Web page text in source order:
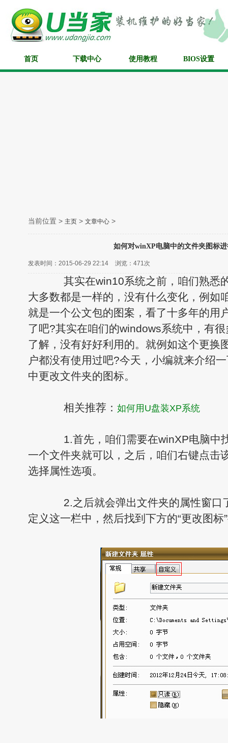
首页 下载中心 使用教程 BIOS设置
当前位置 > 主页 > 文章中心 >
如何对winXP电脑中的文件夹图标
发表时间：2015-06-29 22:14 浏览： 471次
其实在win10系统之前，咱们熟悉
大多数都是一样的，没有什么变化，例如
就是一个公文包的图案，看了十多年的用
了吧?其实在咱们的windows系统中，有
了解，没有好好利用的。就例如这个更换
户都没有使用过吧?今天，小编就来介绍
中更改文件夹的图标。
相关推荐： 如何用U盘装XP系统
1.首先，咱们需要在winXP电脑中
一个文件夹就可以，之后，咱们右键点击
选择属性选项。
2.之后就会弹出文件夹的属性窗口
定义这一栏中，然后找到下方的“更改图标